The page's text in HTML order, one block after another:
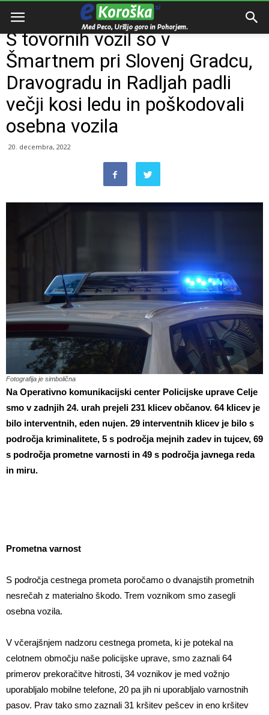
Domov
S tovornih vozil so v
Šmartnem pri Slovenj Gradcu,
Dravogradu in Radljah padli
večji kosi ledu in poškodovali
osebna vozila
20. decembra, 2022
Fotografija je simbolična
Na Operativno komunikacijski center Policijske uprave Celje
smo v zadnjih 24. urah prejeli 231 klicev občanov. 64 klicev je
bilo interventnih, eden nujen. 29 interventnih klicev je bilo s
področja kriminalitete, 5 s področja mejnih zadev in tujcev, 69
s področja prometne varnosti in 49 s področja javnega reda
in miru.
Prometna varnost
S področja cestnega prometa poročamo o dvanajstih prometnih
nesrečah z materialno škodo. Trem voznikom smo zasegli
osebna vozila.
V včerajšnjem nadzoru cestnega prometa, ki je potekal na
celotnem območju naše policijske uprave, smo zaznali 64
primerov prekoračitve hitrosti, 34 voznikov je med vožnjo
uporabljalo mobilne telefone, 20 pa jih ni uporabljalo varnostnih
pasov. Prav tako smo zaznali 31 kršitev pešcev in eno kršitev